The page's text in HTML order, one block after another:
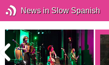
News in Slow Spanish